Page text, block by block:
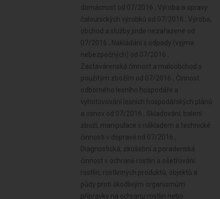
domácnost od 07/2016 , Výroba a opravy
čalounických výrobků od 07/2016 , Výroba,
obchod a služby jinde nezařazené od
07/2016 , Nakládání s odpady (vyjma
nebezpečných) od 07/2016 ,
Zastavárenská činnost a maloobchod s
použitým zbožím od 07/2016 , Činnost
odborného lesního hospodáře a
vyhotovování lesních hospodářských plánů
a osnov od 07/2016 , Skladování, balení
zboží, manipulace s nákladem a technické
činnosti v dopravě od 07/2016 ,
Diagnostická, zkušební a poradenská
činnost v ochraně rostlin a ošetřování
rostlin, rostlinných produktů, objektů a
půdy proti škodlivým organismům
přípravky na ochranu rostlin nebo